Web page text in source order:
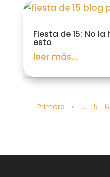
Fiesta de 15: No
esto
leer más...
Primera
« ... 5 6